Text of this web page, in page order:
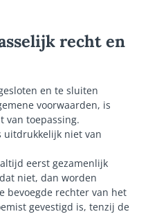
recht en
en te sluiten
voorwaarden, is
van toepassing.
uitdrukkelijk niet van
eerst gezamenlijk
niet, dan worden
bevoegde rechter van het
gevestigd is, tenzij de